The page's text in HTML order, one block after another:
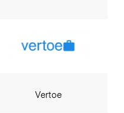
Vertoe